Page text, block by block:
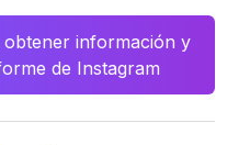
información y
de Instagram